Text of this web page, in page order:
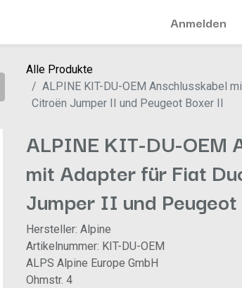
Anmelden
Alle Produkte
ALPINE KIT-DU-OEM Anschlusskabel
Citroën Jumper II und Peugeot Boxer II
ALPINE KIT-DU-OEM
mit Adapter für Fiat
Jumper II und
Hersteller: Alpine
Artikelnummer: KIT-DU-OEM
ALPS Alpine Europe GmbH
Ohmstr. 4